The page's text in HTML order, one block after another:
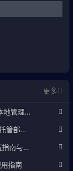
更多
No.68 MP Harvest：微信公众号文章爬取与本地管理工具使用指南
No.67 Halo 博客访问量统计系统：Umami 自托管部署完整教程
No.66 Halo 博客「资源下载管理」插件 · 配置指南与使用说明
指南